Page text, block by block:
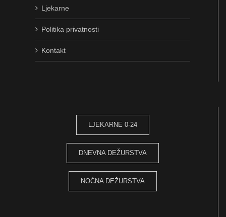
Ljekarne
Politika privatnosti
Kontakt
LJEKARNE 0-24
DNEVNA DEŽURSTVA
NOĆNA DEŽURSTVA